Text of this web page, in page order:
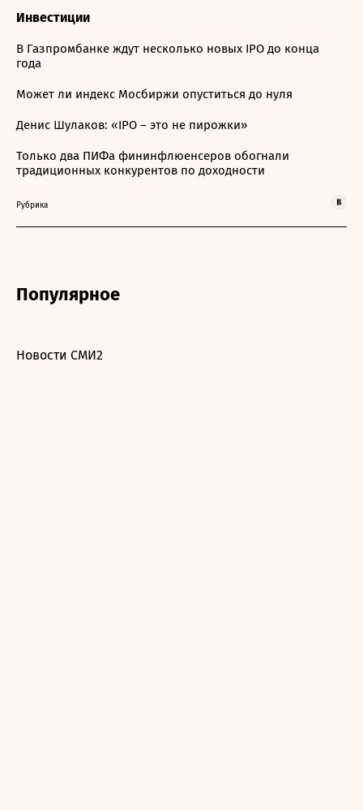
Инвестиции
В Газпромбанке ждут несколько новых IPO до конца
года
Может ли индекс Мосбиржи опуститься до нуля
Денис Шулаков: «IPO – это не пирожки»
Только два ПИФа фининфлюенсеров обогнали
традиционных конкурентов по доходности
Рубрика
Популярное
Новости СМИ2